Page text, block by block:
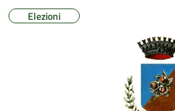
Elezioni